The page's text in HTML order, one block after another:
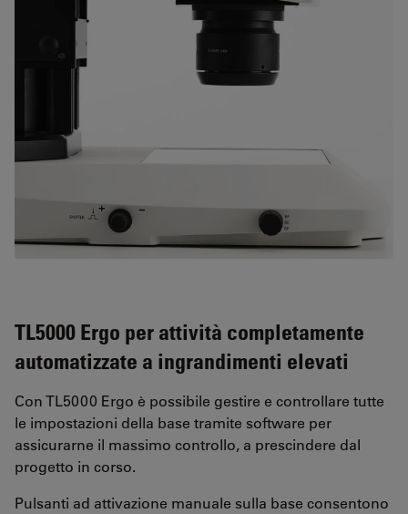
TL5000 Ergo per attività completamente
automatizzate a ingrandimenti elevati
Con TL5000 Ergo è possibile gestire e controllare tutte
le impostazioni della base tramite software per
assicurarne il massimo controllo, a prescindere dal
progetto in corso.
Pulsanti ad attivazione manuale sulla base consentono